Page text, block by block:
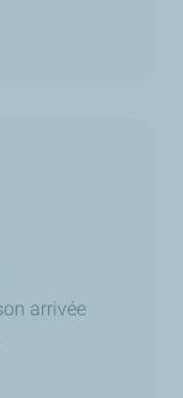
arrivée